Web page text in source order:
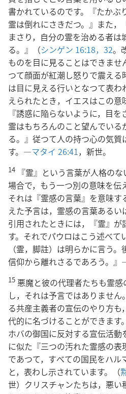
書かれているのです。『たかぶ
霊は倒れにさきだつ。』また，
まさり，自分の霊を治める者は
る。』（シンゲン 16:18， 32。
ものを目に見ることはできま
つて顔面が紅潮し怒りで震える
は目に見える行いとなつて表
えられたとき，イエスはこの意
『誘惑に陥らないように，目を
霊はもちろんのこと望んでいる
る。』従つて人の持つ心の気
す。―マタイ 26:41 ，新世。
14
『霊』という言葉が人格の
場合で，もう一つ別の意味を伝
それは『霊感の言葉』を意味す
えた予言は，霊感の言葉ある
引用されたときには，『霊』
す。それでパウロはこう述べて
（霊，脚註）は明らかに言う
信仰から離れさるであろう。
15 悪魔と彼の代理者たちも霊
し，それは予言ではありませ
る共産主義者の宣伝のやり方
代的に名づけることができます
ホバの御国に反対する宣伝活
に似た『三つの汚れた霊感の表
であつて，すべての国民をハル
と，表わし示されています。（
世）クリスチャンたちは，悪